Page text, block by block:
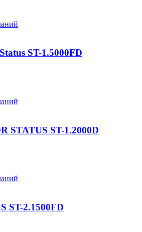
ST-1.5000FD
STATUS ST-1.2000D
ST-2.1500FD